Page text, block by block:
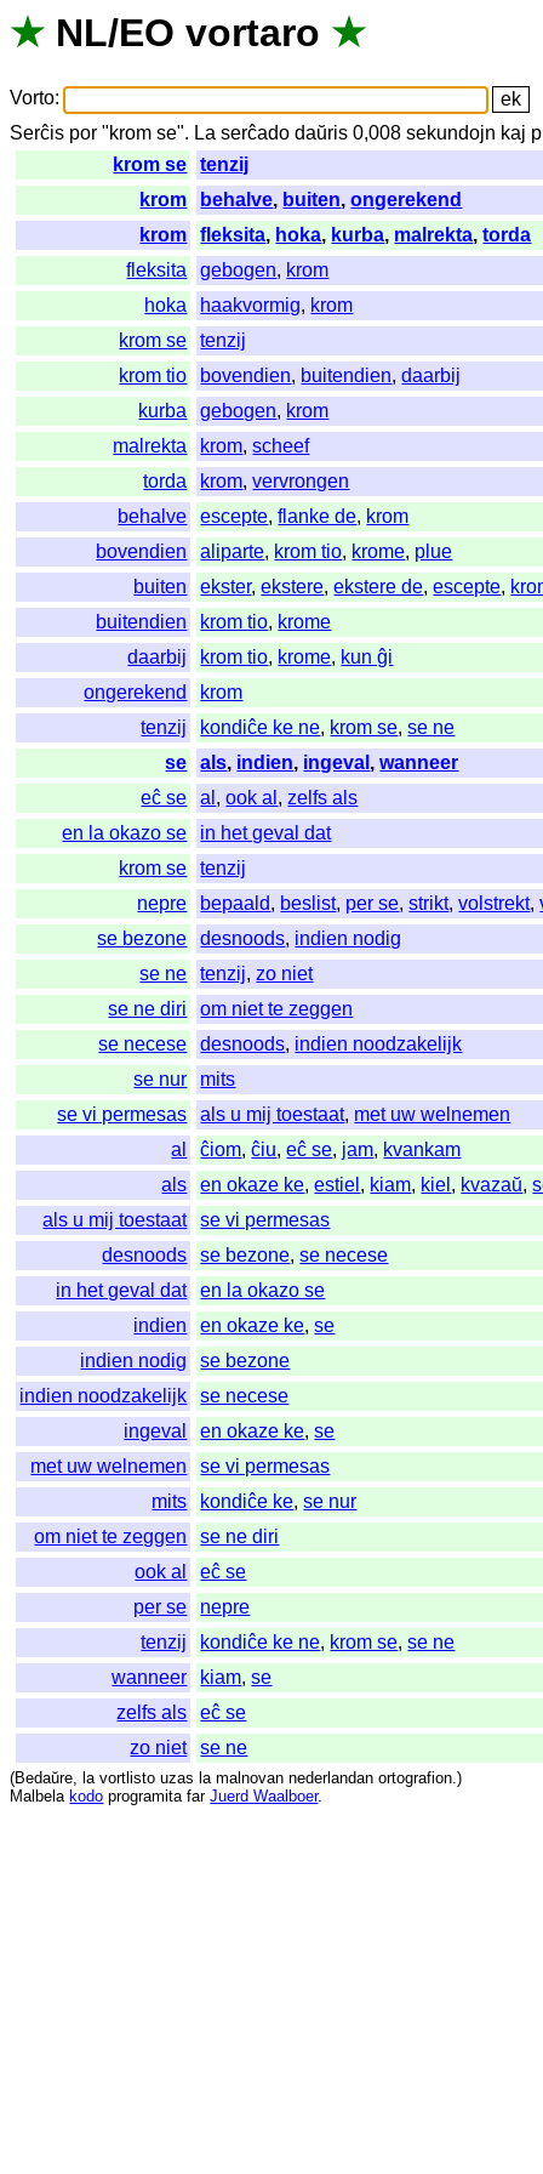
★ NL/EO vortaro ★
Vorto:
Serĉis por "krom se". La serĉado daŭris 0,008sekundojn kaj
krom se
tenzij
krom
behalve, buiten,ongerekend
krom
fleksita, hoka, kurba, malrekta,torda
fleksita
gebogen, krom
hoka
haakvormig, krom
krom se
tenzij
krom tio
bovendien, buitendien,daarbij
kurba
gebogen, krom
malrekta
krom,scheef
torda
krom,vervrongen
behalve
escepte,flanke de, krom
bovendien
aliparte, krom tio, krome, plue
buiten
ekster,ekstere,ekstere de,escepte,
buitendien
krom tio, krome
daarbij
krom tio, krome, kun ĝi
ongerekend
krom
tenzij
kondiĉe ke ne, krom se,se ne
se
als, indien, ingeval ,wanneer
eĉ se
al ,ook al ,zelfs als
en la okazo se
in het geval dat
krom se
tenzij
nepre
bepaald, beslist, per se,strikt,volstrekt,
se bezone
desnoods, indien nodig
se ne
tenzij,zo niet
se ne diri
om niet te zeggen
se necese
desnoods, indien noodzakelijk
se nur
mits
se vi permesas
als u mij toestaat, met uw welnemen
al
ĉiom,ĉiu,eĉ se, jam, kvankam
als
en okaze ke,estiel , kiam, kiel , kvazaŭ,
als u mij toestaat
se vi permesas
desnoods
se bezone,se necese
in het geval dat
en la okazo se
indien
en okaze ke,se
indien nodig
se bezone
indien noodzakelijk
se necese
ingeval
en okaze ke,se
met uw welnemen
se vi permesas
mits
kondiĉe ke,se nur
om niet te zeggen
se ne diri
ook al
eĉ se
per se
nepre
tenzij
kondiĉe ke ne, krom se,se ne
wanneer
kiam,se
zelfs als
eĉ se
zo niet
se ne
(Bedaŭre, la vortlisto uzas la malnovan nederlandan ortografion.)
Malbela kodo programita far Juerd Waalboer.